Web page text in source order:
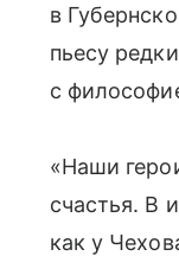
в
пьесу
с
«Наши
счастья. В
как у